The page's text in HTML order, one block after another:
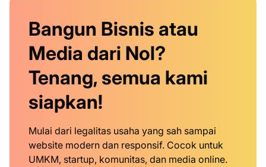
Bangun Bisnis atau
Media dari Nol?
Tenang, semua kami
siapkan!
Mulai dari legalitas usaha yang sah sampai
website modern dan responsif. Cocok untuk
UMKM, startup, komunitas, dan media online.